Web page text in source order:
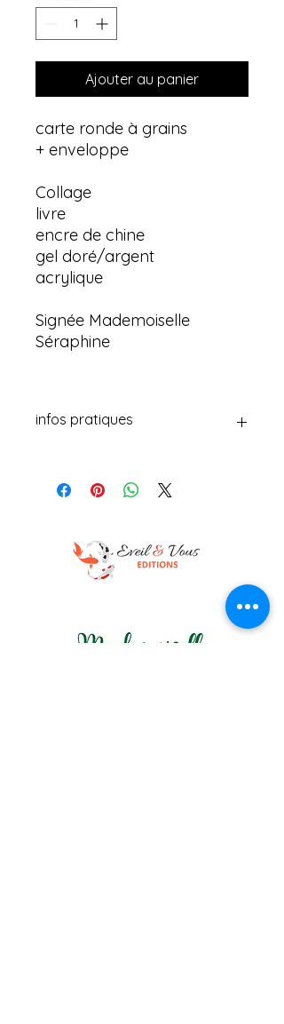
Ajouter au panier
carte ronde à grains
+ enveloppe
Collage
livre
encre de chine
gel doré/argent
acrylique
Signée Mademoiselle
Séraphine
infos pratiques
cartes de vœux avec "les sapins" de
Mademoiselle Séraphine. Chaque
assortie pour une présentation
élégante. Réalisé avec un collage
acrylique, chaque carte est signée
par l'artiste pour une pièce unique
et authentique. Offrez un peu de